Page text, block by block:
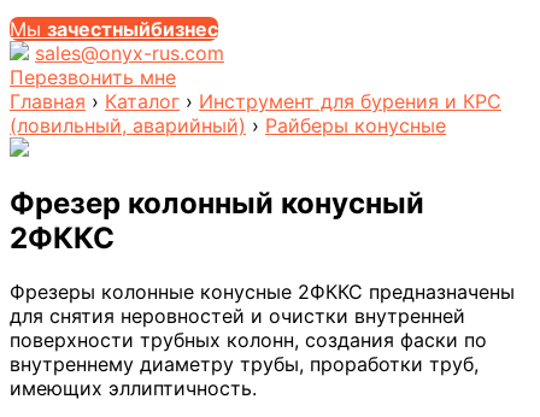
Мы зачестныйбизнес
sales@onyx-rus.com
Перезвонить мне
Главная › Каталог › Инструмент для бурения и КРС
(ловильный, аварийный) › Райберы конусные
Фрезер колонный конусный
2ФККС
Фрезеры колонные конусные 2ФККС предназначены
для снятия неровностей и очистки внутренней
поверхности трубных колонн, создания фаски по
внутреннему диаметру трубы, проработки труб,
имеющих эллиптичность.